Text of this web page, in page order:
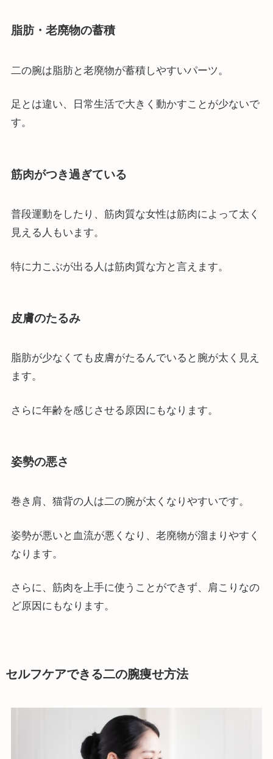
脂肪・老廃物の蓄積
二の腕は脂肪と老廃物が蓄積しやすいパーツ。
足とは違い、日常生活で大きく動かすことが少ないで
す。
筋肉がつき過ぎている
普段運動をしたり、筋肉質な女性は筋肉によって太く
見える人もいます。
特に力こぶが出る人は筋肉質な方と言えます。
皮膚のたるみ
脂肪が少なくても皮膚がたるんでいると腕が太く見え
ます。
さらに年齢を感じさせる原因にもなります。
姿勢の悪さ
巻き肩、猫背の人は二の腕が太くなりやすいです。
姿勢が悪いと血流が悪くなり、老廃物が溜まりやすく
なります。
さらに、筋肉を上手に使うことができず、肩こりなの
ど原因にもなります。
セルフケアできる二の腕痩せ方法